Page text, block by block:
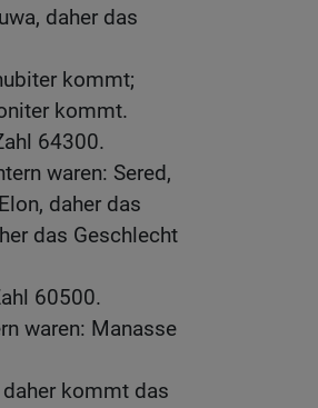
daher das
kommt;
kommt.
64300.
waren: Sered,
daher das
das Geschlecht
60500.
waren: Manasse
daher kommt das